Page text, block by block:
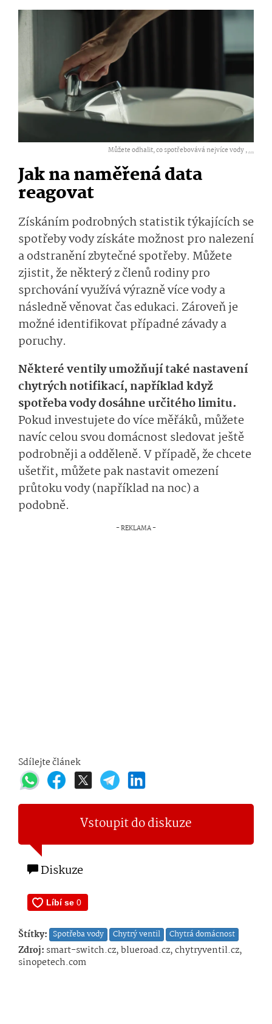
Můžete odhalit, co spotřebovává nejvíce vody ,...
Jak na naměřená data
reagovat
Získáním podrobných statistik týkajících se
spotřeby vody získáte možnost pro nalezení
a odstranění zbytečné spotřeby. Můžete
zjistit, že některý z členů rodiny pro
sprchování využívá výrazně více vody a
následně věnovat čas edukaci. Zároveň je
možné identifikovat případné závady a
poruchy.
Některé ventily umožňují také nastavení
chytrých notifikací, například když
spotřeba vody dosáhne určitého limitu.
Pokud investujete do více měřáků, můžete
navíc celou svou domácnost sledovat ještě
podrobněji a odděleně. V případě, že chcete
ušetřit, můžete pak nastavit omezení
průtoku vody (například na noc) a
podobně.
Sdílejte článek
Vstoupit do diskuze
Diskuze
Štítky: Spotřeba vody Chytrý ventil Chytrá domácnost
Zdroj: smart-switch.cz, blueroad.cz, chytryventil.cz,
sinopetech.com